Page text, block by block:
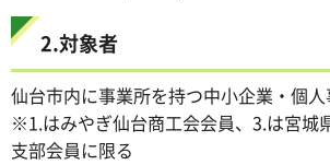
2.対象者
仙台市内に事業所を持つ中小企業・個
※1.はみやぎ仙台商工会会員、3.は宮城
支部会員に限る